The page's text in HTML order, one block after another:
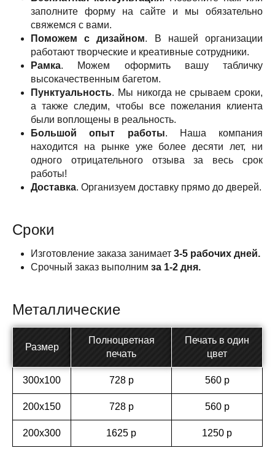
заполните форму на сайте и мы обязательно
свяжемся с вами.
Поможем с дизайном. В нашей организации
работают творческие и креативные сотрудники.
Рамка. Можем оформить вашу табличку
высокачественным багетом.
Пунктуальность. Мы никогда не срываем сроки,
а также следим, чтобы все пожелания клиента
были воплощены в реальность.
Большой опыт работы. Наша компания
находится на рынке уже более десяти лет, ни
одного отрицательного отзыва за весь срок
работы!
Доставка. Организуем доставку прямо до дверей.
Сроки
Изготовление заказа занимает 3-5 рабочих дней.
Срочный заказ выполним за 1-2 дня.
Металлические
Размер
Полноцветная
печать
Печать в один
цвет
300х100 728 р 560 р
200х150 728 р 560 р
200х300 1625 р 1250 р